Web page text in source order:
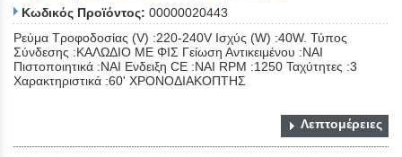
Κωδικός Προϊόντος: 00000020443
Ρεύμα Τροφοδοσίας (V) :220-240V Ισχύς (W) :40W. Τύπος
Σύνδεσης :ΚΑΛΩΔΙΟ ΜΕ ΦΙΣ Γείωση Αντικειμένου :ΝΑΙ
Πιστοποιητικά :ΝΑΙ Ενδειξη CE :ΝΑΙ RPM :1250 Ταχύτητες :3
Χαρακτηριστικά :60' ΧΡΟΝΟΔΙΑΚΟΠΤΗΣ
Λεπτομέρειες